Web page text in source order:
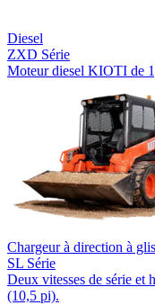
Diesel
ZXD Série
Moteur diesel KIOTI de
Chargeur à direction à
SL Série
Deux vitesses de série et
(10,5 pi).